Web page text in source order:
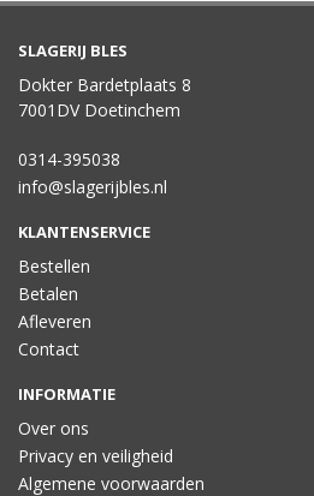
SLAGERIJ BLES
Dokter Bardetplaats 8
7001DV Doetinchem
0314-395038
info@slagerijbles.nl
KLANTENSERVICE
Bestellen
Betalen
Afleveren
Contact
INFORMATIE
Over ons
Privacy en veiligheid
Algemene voorwaarden